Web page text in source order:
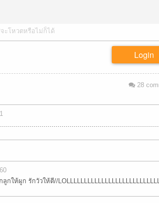
จะโหวตหรือไม่ก็ได้
Login
28
กให้ผูก รักวัวให้ตี//LOLLLLLLLLLLLLLLLLLLLLLLLLLLL